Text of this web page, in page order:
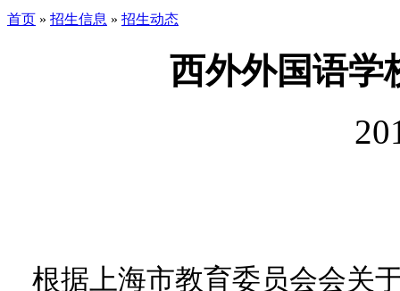
首页 » 招生信息 » 招生动态
西外外国语学
根据上海市教育委员会会关